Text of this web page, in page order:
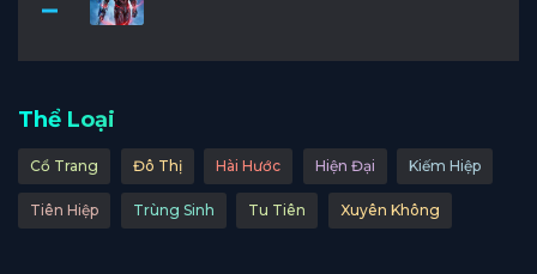
Thể Loại
Cổ Trang Đô Thị Hài Hước Hiện Đại Kiếm Hiệp
Tiên Hiệp Trùng Sinh Tu Tiên Xuyên Không